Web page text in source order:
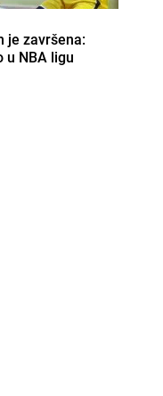
je završena:
u NBA ligu